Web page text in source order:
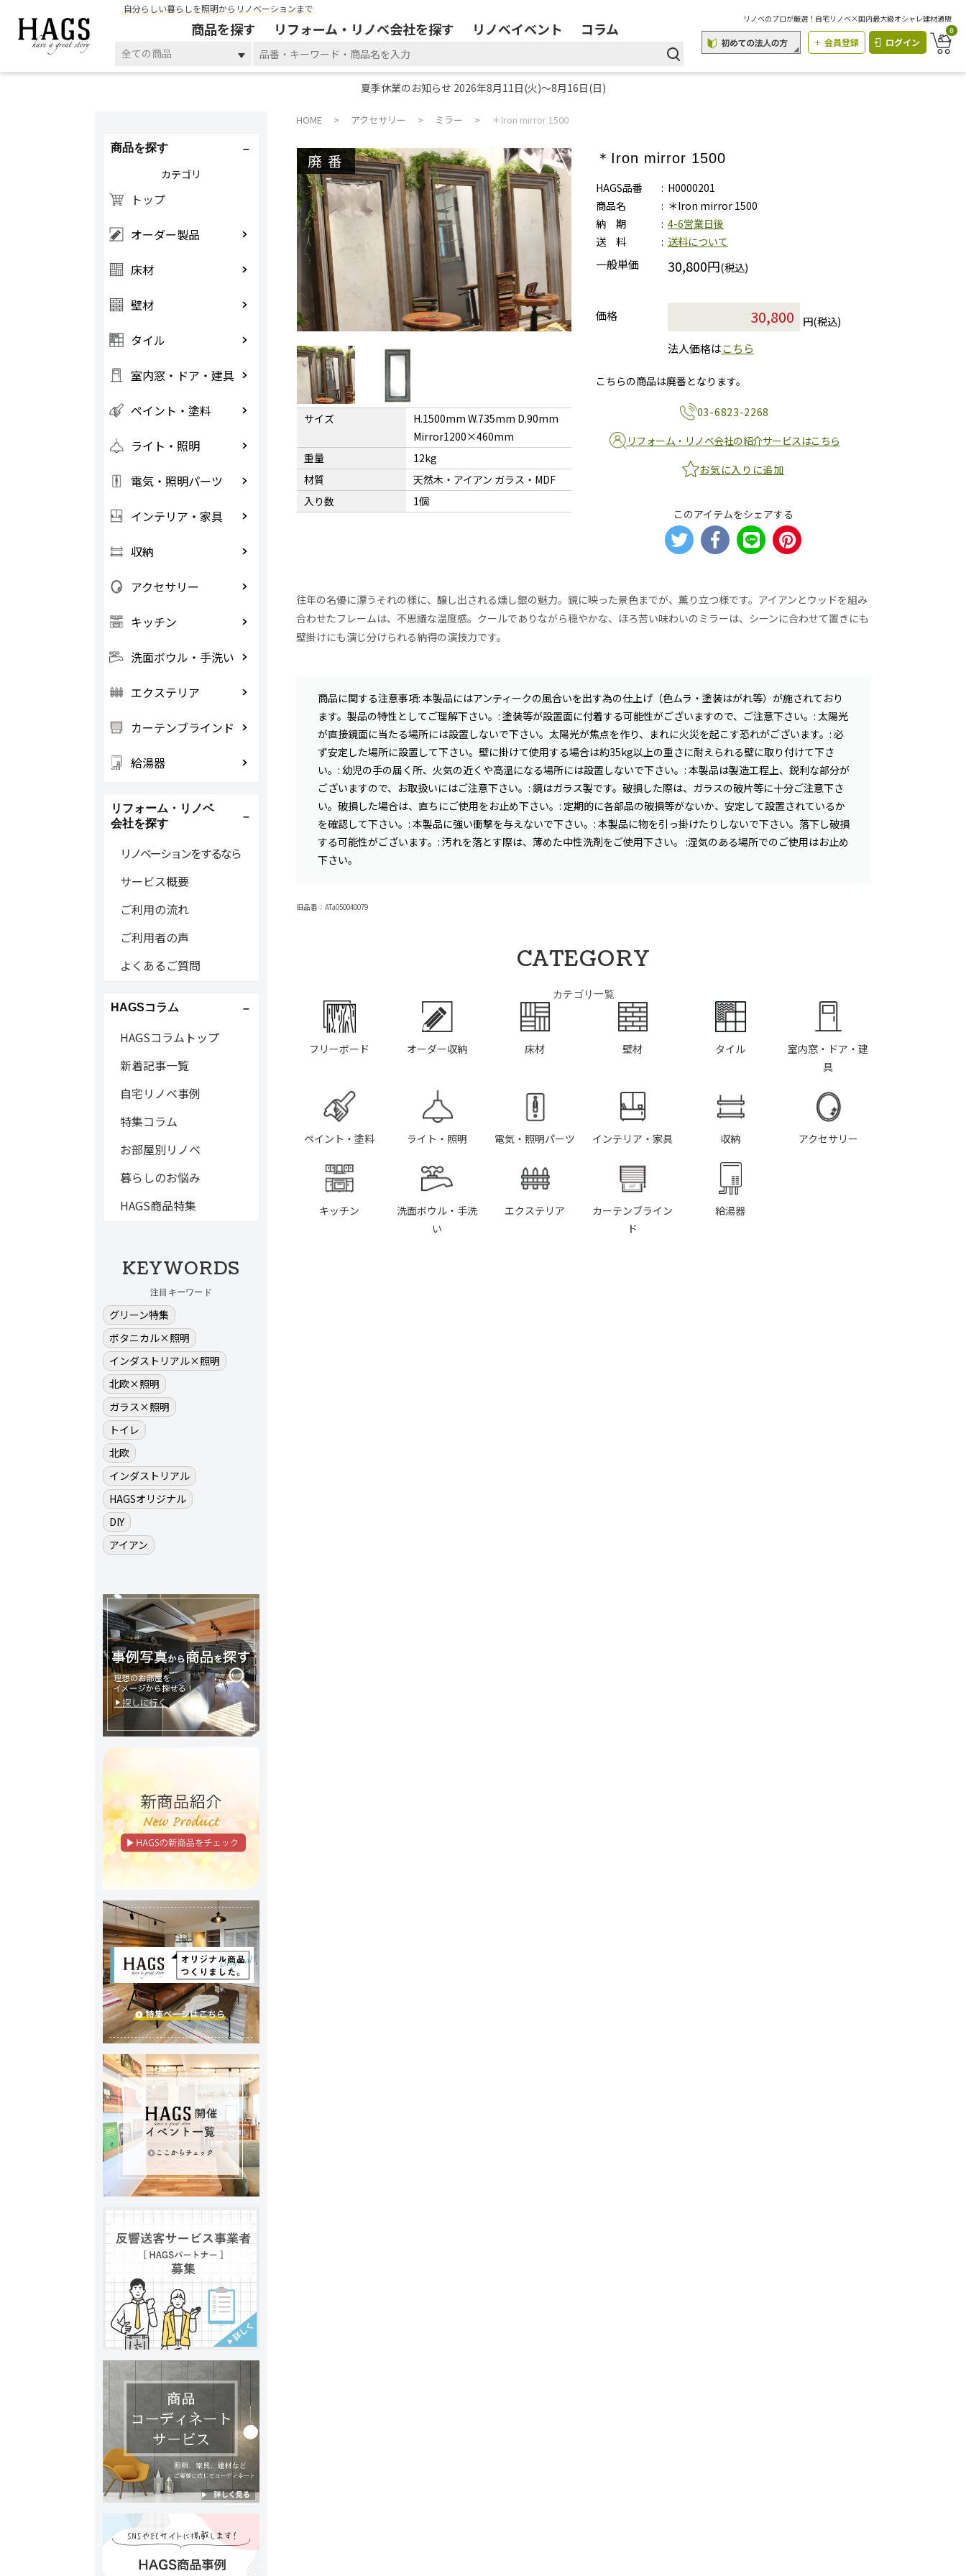
自分らしい暮らしを照明からリノベーションまで
商品を探す リフォーム・リノベ会社を探す リノベイベント コラム
全ての商品
リノベのプロが厳選！自宅リノベ×国内最大級オシャレ建材通販
会員登録 ログイン
0
夏季休業のお知らせ 2026年8月11日(火)～8月16日(日)
HOME アクセサリー ミラー ＊Iron mirror 1500
廃番
サイズ
H.1500mm W.735mm D.90mm
Mirror1200×460mm
重量
12kg
材質
天然木・アイアン ガラス・MDF
入り数
1個
＊Iron mirror 1500
HAGS品番
H0000201
商品名
＊Iron mirror 1500
納 期
4-6営業日後
送 料
送料について
一般単価 30,800円(税込)
価格
円(税込)
法人価格はこちら
こちらの商品は廃番となります。
03-6823-2268
リフォーム・リノベ会社の紹介サービスはこちら
お気に入りに追加
このアイテムをシェアする
往年の名優に漂うそれの様に、醸し出される燻し銀の魅力。鏡に映った景色までが、薫り立つ様です。アイアンとウッドを組み
合わせたフレームは、不思議な温度感。クールでありながら穏やかな、ほろ苦い味わいのミラーは、シーンに合わせて置きにも
壁掛けにも演じ分けられる納得の演技力です。
商品に関する注意事項: 本製品にはアンティークの風合いを出す為の仕上げ（色ムラ・塗装はがれ等）が施されており
ます。製品の特性としてご理解下さい。: 塗装等が設置面に付着する可能性がございますので、ご注意下さい。: 太陽光
が直接鏡面に当たる場所には設置しないで下さい。太陽光が焦点を作り、まれに火災を起こす恐れがございます。: 必
ず安定した場所に設置して下さい。壁に掛けて使用する場合は約35kg以上の重さに耐えられる壁に取り付けて下さ
い。: 幼児の手の届く所、火気の近くや高温になる場所には設置しないで下さい。: 本製品は製造工程上、鋭利な部分が
ございますので、お取扱いにはご注意下さい。: 鏡はガラス製です。破損した際は、ガラスの破片等に十分ご注意下さ
い。破損した場合は、直ちにご使用をお止め下さい。: 定期的に各部品の破損等がないか、安定して設置されているか
を確認して下さい。: 本製品に強い衝撃を与えないで下さい。: 本製品に物を引っ掛けたりしないで下さい。落下し破損
する可能性がございます。: 汚れを落とす際は、薄めた中性洗剤をご使用下さい。 :湿気のある場所でのご使用はお止め
下さい。
旧品番：ATa050040079
CATEGORY
カテゴリ一覧
フリーボード オーダー収納 床材 壁材 タイル
室内窓・ドア・建
具
ペイント・塗料 ライト・照明 電気・照明パーツ インテリア・家具 収納 アクセサリー
キッチン
洗面ボウル・手洗
い
エクステリア
カーテンブライン
ド
給湯器
商品を探す
カテゴリ
トップ
オーダー製品
床材
壁材
タイル
室内窓・ドア・建具
ペイント・塗料
ライト・照明
電気・照明パーツ
インテリア・家具
収納
アクセサリー
キッチン
洗面ボウル・手洗い
エクステリア
カーテンブラインド
給湯器
リフォーム・リノベ
会社を探す
リノベーションをするなら
サービス概要
ご利用の流れ
ご利用者の声
よくあるご質問
HAGSコラム
HAGSコラムトップ
新着記事一覧
自宅リノベ事例
特集コラム
お部屋別リノベ
暮らしのお悩み
HAGS商品特集
KEYWORDS
注目キーワード
グリーン特集
ボタニカル×照明
インダストリアル×照明
北欧×照明
ガラス×照明
トイレ
北欧
インダストリアル
HAGSオリジナル
DIY
アイアン